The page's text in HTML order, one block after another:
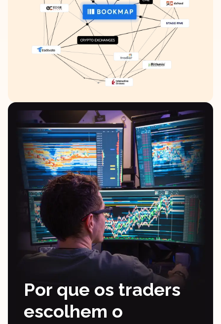
Por que os traders
escolhem o